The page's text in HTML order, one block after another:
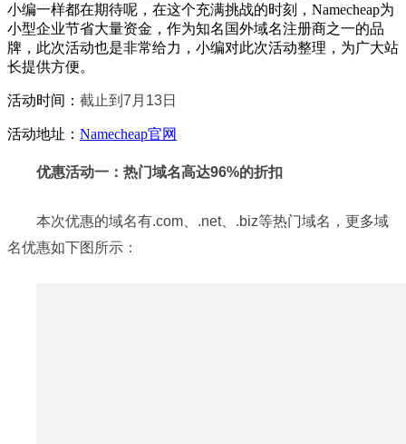
小编一样都在期待呢，在这个充满挑战的时刻，Namecheap为
小型企业节省大量资金，作为知名国外域名注册商之一的品
牌，此次活动也是非常给力，小编对此次活动整理，为广大站
长提供方便。
活动时间： 截止到7月13日
活动地址： Namecheap官网
优惠活动一：热门域名高达96%的折扣
本次优惠的域名有.com、.net、.biz等热门域名，更多域
名优惠如下图所示：